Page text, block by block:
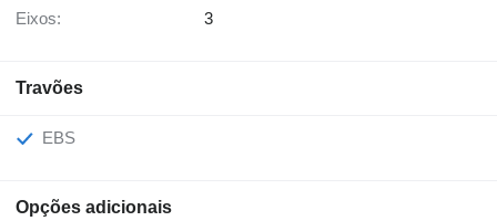
Eixos: 3
Travões
EBS
Opções adicionais